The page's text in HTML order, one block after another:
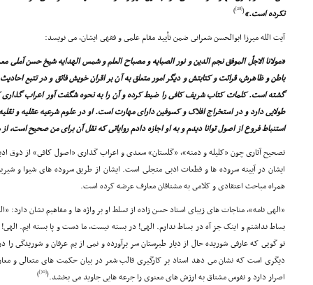
نکرده است.»(
[28]
)
آیت الله میرزا ابوالحسن شعرانى ضمن تأیید مقام علمى و فقهى ایشان، مى نویسد:
«مولانا الاجلّ الموفق نجم الدین و نور الصبایه و مصباح العلم و شمس الهدایه شیخ حسن
باطن و ظاهرش، قرائت و کتابتش و دیگر امور متعلق به آن بر اقران خویش فائق و در تتبع
گشته است. کلمات کتاب شریف کافى را ضبط کرده و آن را به نحوه شگفت آور اعراب گذارى
طولایى دارد و در استخراج افلاک و کسوفین داراى مهارت است. او در علوم شرعیه عقلیه و
استنباط فروع از اصول توانا دیدم و به او اجازه دادم روایاتى که نقل آن براى من صحیح است،
تصحیح آثارى چون «کلیله و دمنه»، «گلستان» سعدى و اعراب گذارى «اصول کافى» از ذوق
ایشان در آیینه سروده ها و قطعات ادبى متجلى است. ایشان از طریق سروده هاى شیوا و
همراه مباحث اعتقادى و کلامى به مشتاقان معارف عرضه کرده است.
«الهى نامه»، مناجات هاى زیباى استاد حسن زاده از تسلط او بر واژه ها و مفاهیم نشان دارد:
بساط نداشتم و اینک جز آه در بساط ندارم. الهى! در بسته نیست، ما دست و پا بسته ایم.
تو گویى که عارفى شوریده حال از دیار طبرستان سر برآورده و نمى از یم عرفان و شوریدگى
دیگرى است که نشان مى دهد استاد بر کارگیرى قالب شعر در بیان حکمت هاى متعالى و
اصرار دارد و نفوس مشتاق به ارزش هاى معنوى را جرعه هایى جاوید مى بخشد.(
[30]
)